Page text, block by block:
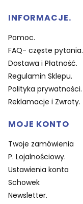
Linki w stopce
INFORMACJE.
Pomoc.
FAQ- częste pytania.
Dostawa i Płatność.
Regulamin Sklepu.
Polityka prywatności.
Reklamacje i Zwroty.
MOJE KONTO
Twoje zamówienia
P. Lojalnościowy.
Ustawienia konta
Schowek
Newsletter.